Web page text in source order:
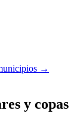
→
y copas